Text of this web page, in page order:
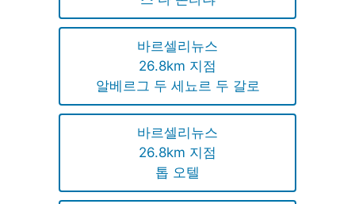
바르셀리뉴스
26.8km 지점
알베르그 두 세뇨르 두 갈로
바르셀리뉴스
26.8km 지점
톱 오텔